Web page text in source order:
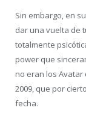
Sin embargo, en
dar una vuelta de
totalmente
power que
no eran los
2009, que por
fecha.